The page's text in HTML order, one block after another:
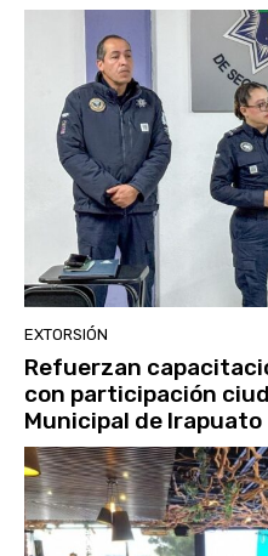
EXTORSIÓN
Refuerzan
con participación
Municipal de Irapuato